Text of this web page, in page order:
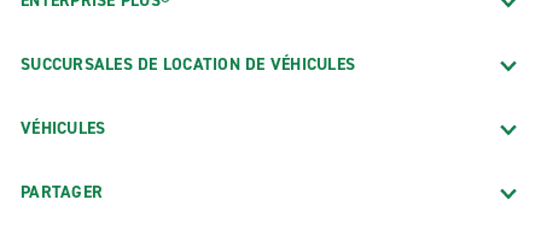
SUCCURSALES DE LOCATION DE VÉHICULES
VÉHICULES
PARTAGER